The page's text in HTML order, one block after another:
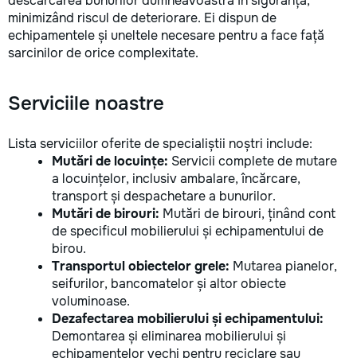
minimizând riscul de deteriorare. Ei dispun de
echipamentele și uneltele necesare pentru a face față
sarcinilor de orice complexitate.
Serviciile noastre
Lista serviciilor oferite de specialiștii noștri include:
Mutări de locuințe: Servicii complete de mutare
a locuințelor, inclusiv ambalare, încărcare,
transport și despachetare a bunurilor.
Mutări de birouri: Mutări de birouri, ținând cont
de specificul mobilierului și echipamentului de
birou.
Transportul obiectelor grele: Mutarea pianelor,
seifurilor, bancomatelor și altor obiecte
voluminoase.
Dezafectarea mobilierului și echipamentului:
Demontarea și eliminarea mobilierului și
echipamentelor vechi pentru reciclare sau